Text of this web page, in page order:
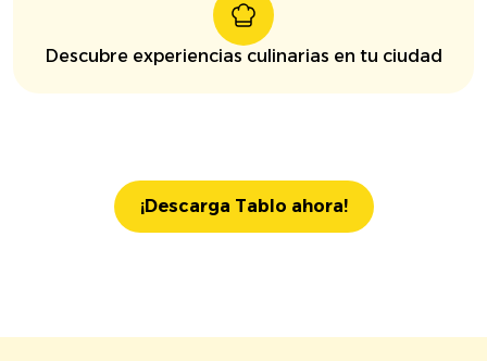
Descubre experiencias culinarias en tu ciudad
¡Descarga Tablo ahora!